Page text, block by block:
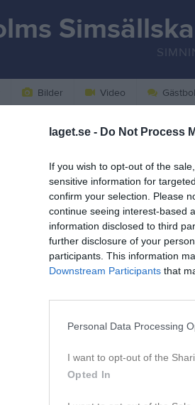
laget.se - Do Not Process
If you wish to opt-out of the
sensitive information for
confirm your selection. Please
continue seeing interest-based
information disclosed to third
further disclosure of your
participants. This information
Downstream Participants that
Personal Data Processing
I want to opt-out of the
Opted In
Bilder Video
Här finns viktig